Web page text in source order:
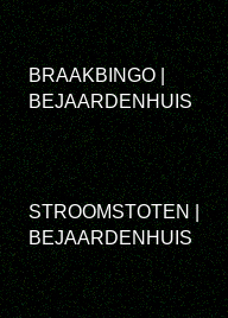
BRAAKBINGO |
BEJAARDENHUIS
STROOMSTOTEN |
BEJAARDENHUIS